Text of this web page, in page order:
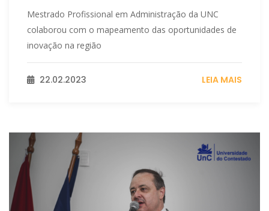
Mestrado Profissional em Administração da UNC
colaborou com o mapeamento das oportunidades de
inovação na região
22.02.2023 LEIA MAIS